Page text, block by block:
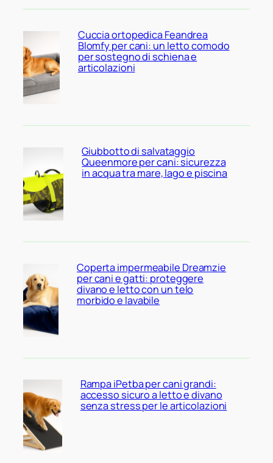
Cuccia ortopedica Feandrea
Blomfy per cani: un letto comodo
per sostegno di schiena e
articolazioni
Giubbotto di salvataggio
Queenmore per cani: sicurezza
in acqua tra mare, lago e piscina
Coperta impermeabile Dreamzie
per cani e gatti: proteggere
divano e letto con un telo
morbido e lavabile
Rampa iPetba per cani grandi:
accesso sicuro a letto e divano
senza stress per le articolazioni